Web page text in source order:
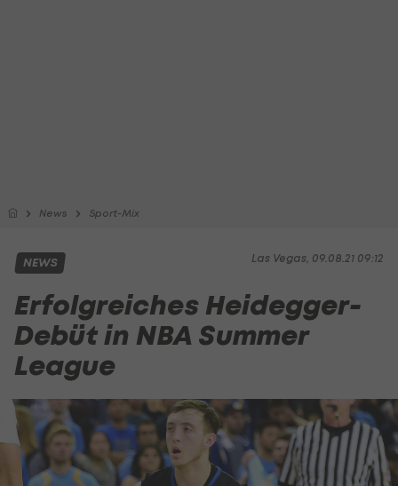
News Sport-Mix
Las Vegas, 09.08.21 09:12
NEWS
Erfolgreiches Heidegger-
Debüt in NBA Summer
League